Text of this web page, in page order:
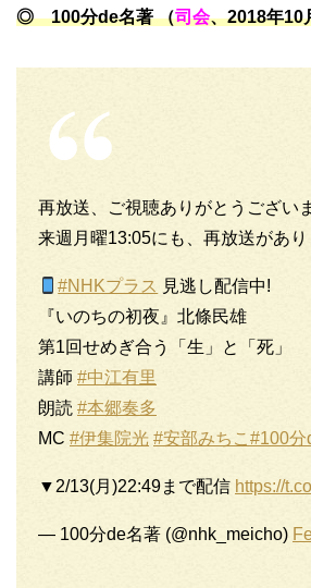
◎ 100分de名著 （司会、2018年10
再放送、ご視聴ありがとうござい
来週月曜13:05にも、再放送があり
#NHKプラス 見逃し配信中!
『いのちの初夜』北條民雄
第1回せめぎ合う「生」と「死」
講師 #中江有里
朗読 #本郷奏多
MC #伊集院光 #安部みちこ #100分
▼2/13(月)22:49まで配信 https://
— 100分de名著 (@nhk_meicho)